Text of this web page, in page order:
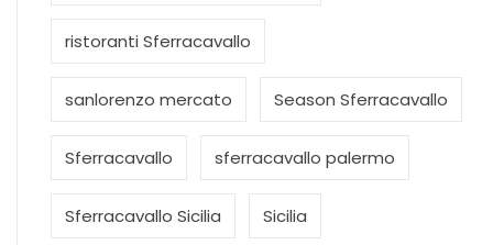
ristoranti Sferracavallo
sanlorenzo mercato Season Sferracavallo
Sferracavallo sferracavallo palermo
Sferracavallo Sicilia Sicilia